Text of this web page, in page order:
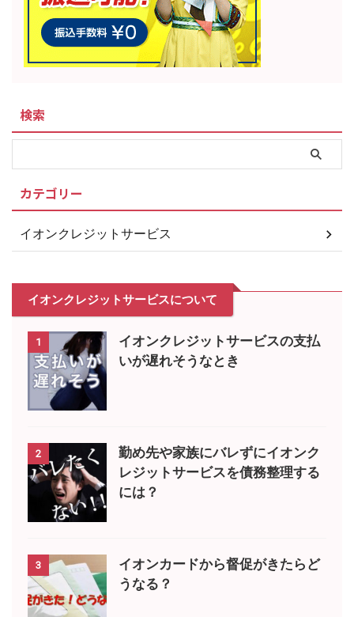
検索
カテゴリー
イオンクレジットサービス
イオンクレジットサービスについて
1
イオンクレジットサービスの支払
いが遅れそうなとき
2
勤め先や家族にバレずにイオンク
レジットサービスを債務整理する
には？
3
イオンカードから督促がきたらど
うなる？